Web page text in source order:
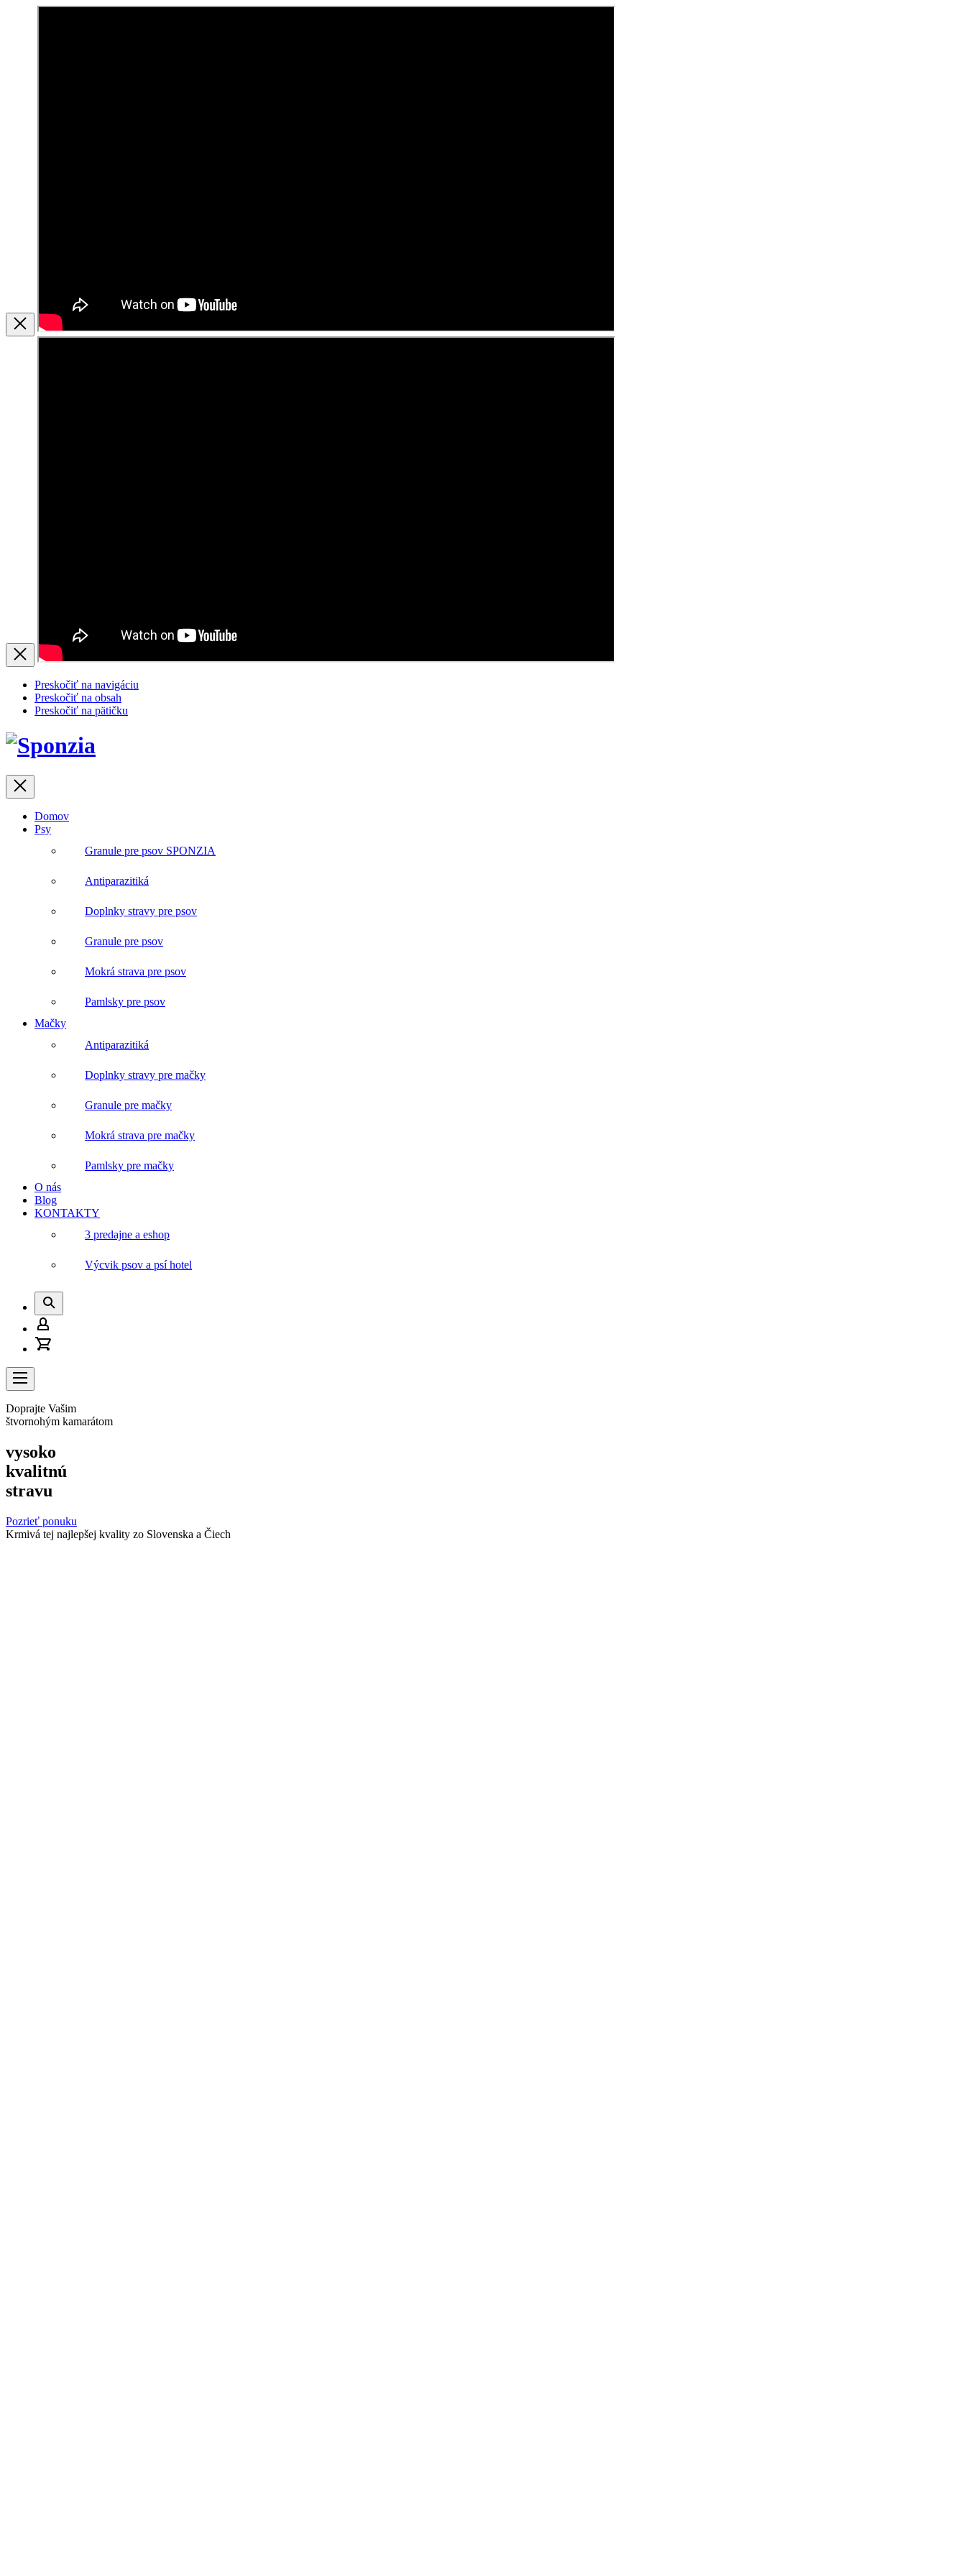
Zavrieť
Zavrieť
Preskočiť na navigáciu
Preskočiť na obsah
Preskočiť na pätičku
Zavrieť
Domov
Psy
Granule pre psov SPONZIA
Antiparazitiká
Doplnky stravy pre psov
Granule pre psov
Mokrá strava pre psov
Pamlsky pre psov
Mačky
Antiparazitiká
Doplnky stravy pre mačky
Granule pre mačky
Mokrá strava pre mačky
Pamlsky pre mačky
O nás
Blog
KONTAKTY
3 predajne a eshop
Výcvik psov a psí hotel
Vyhľadať
Prihlásenie
Registrácia
Košík
Navigácia
Doprajte Vašim
štvornohým kamarátom
vysoko
kvalitnú
stravu
Pozrieť ponuku
Krmivá tej najlepšej kvality zo Slovenska a Čiech